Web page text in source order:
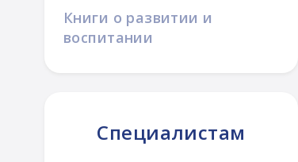
Книги о развитии и
воспитании
Специалистам